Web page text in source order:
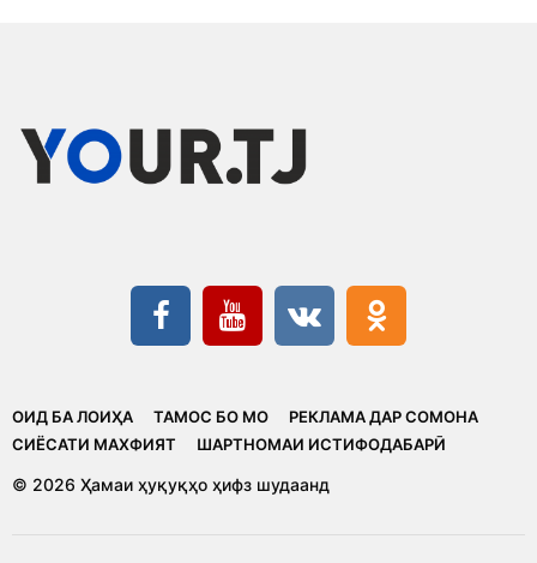
ОИД БА ЛОИҲА ТАМОС БО МО
РЕКЛАМА ДАР СОМОНА
CИЁСАТИ МАХФИЯТ
ШАРТНОМАИ ИСТИФОДАБАРӢ
© 2026 Ҳамаи ҳуқуқҳо ҳифз шудаанд